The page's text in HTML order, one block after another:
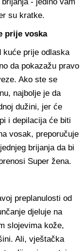
- jedino vam
su kratke.
prije voska
kuće prije odlaska
da pokazažu pravo
Ako ste se
najbolje je da
dužini, jer će
i depilacija će biti
vosak, preporučuje
brijanja da bi
Super žena.
preplanulosti od
djeluje na
slojevima kože,
Ali, vještačka